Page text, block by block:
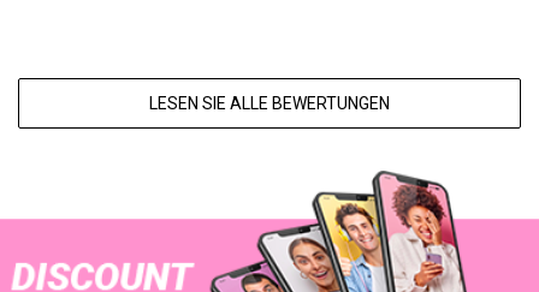
LESEN SIE ALLE BEWERTUNGEN